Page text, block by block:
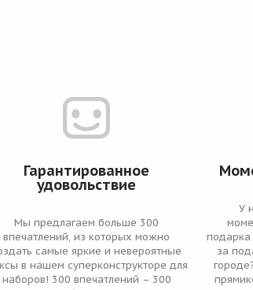
Гарантированное
удовольствие
Мы предлагаем больше 300
впечатлений, из которых можно
самые яркие и невероятные
в нашем суперконструкторе для
наборов! 300 впечатлений – 300
У
подарка
за